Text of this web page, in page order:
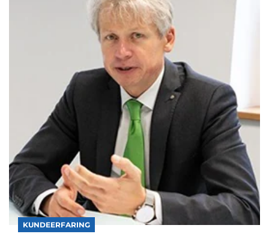
KUNDEERFARING